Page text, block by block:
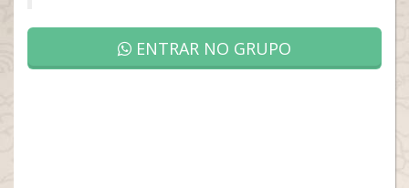
ENTRAR NO GRUPO